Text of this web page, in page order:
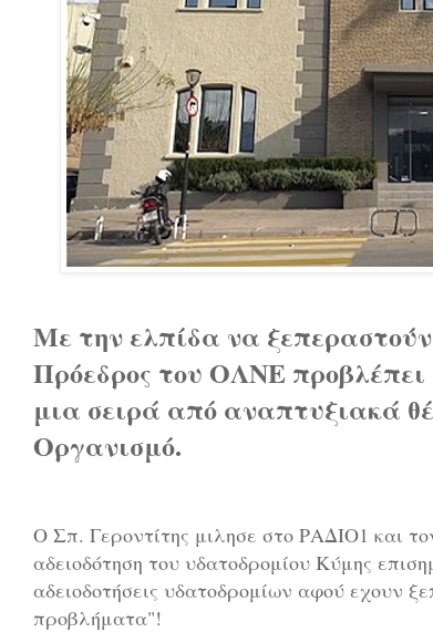
Με την ελπίδα να
Πρόεδρος του ΟΛΝΕ
μια σειρά από αναπτυξιακά
Οργανισμό.
Ο Σπ. Γεροντίτης μιλησε στο ΡΑΔΙΟ1 και
αδειοδότηση του υδατοδρομίου Κύμης
αδειοδοτήσεις υδατοδρομίων αφού εχουν
προβλήματα"!